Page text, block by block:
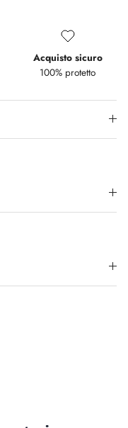
Acquisto sicuro
100% protetto